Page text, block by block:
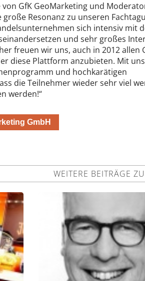
GfK GeoMarketing und
Resonanz zu unseren
sich intensiv mit
und sehr großes
freuen wir uns, auch in 2012 allen
diese Plattform anzubieten. Mit
und hochkarätigen
die Teilnehmer wieder sehr viel
werden!“
GmbH
WEITERE BEITRÄGE